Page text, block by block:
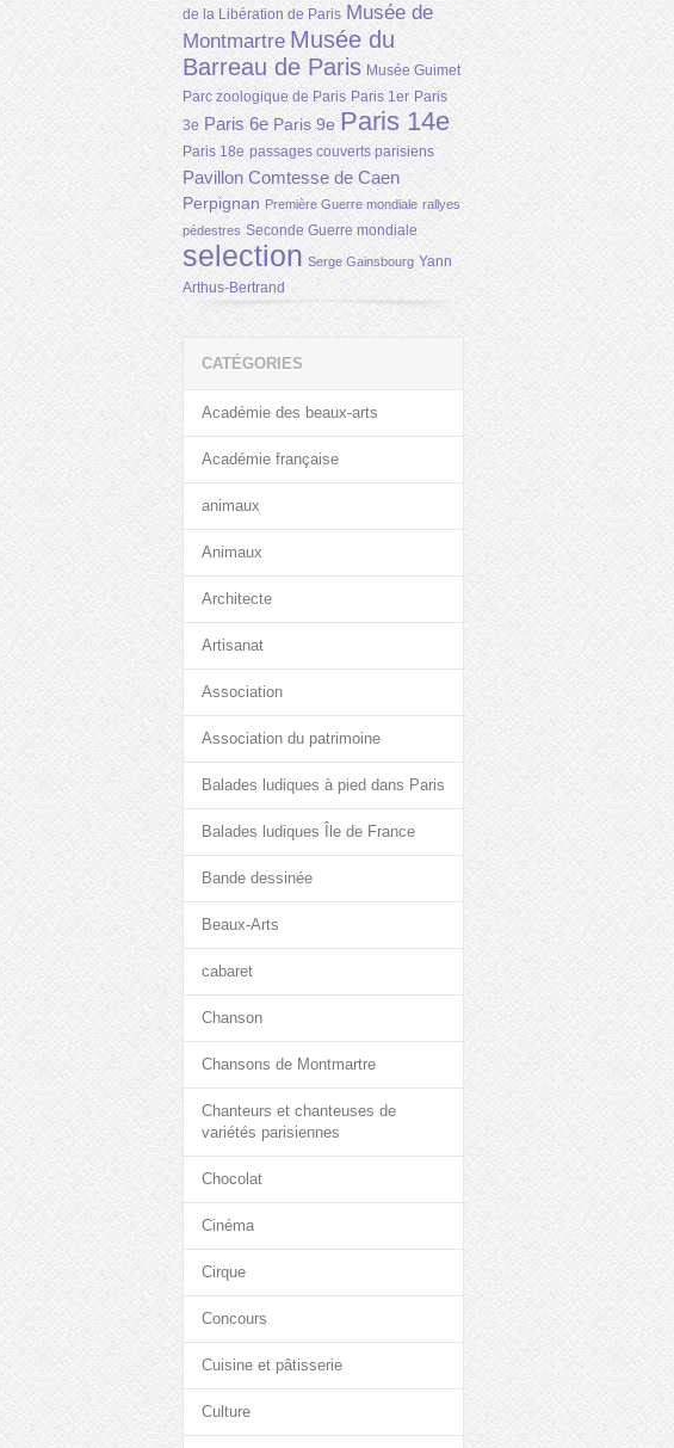
de la Libération de Paris Musée de
Montmartre Musée du
Barreau de Paris Musée Guimet
Parc zoologique de Paris Paris 1er Paris
3e Paris 6e Paris 9e Paris 14e
Paris 18e passages couverts parisiens
Pavillon Comtesse de Caen
Perpignan Première Guerre mondiale rallyes
pédestres Seconde Guerre mondiale
selection Serge Gainsbourg Yann
Arthus-Bertrand
CATÉGORIES
Académie des beaux-arts
Académie française
animaux
Animaux
Architecte
Artisanat
Association
Association du patrimoine
Balades ludiques à pied dans Paris
Balades ludiques Île de France
Bande dessinée
Beaux-Arts
cabaret
Chanson
Chansons de Montmartre
Chanteurs et chanteuses de
variétés parisiennes
Chocolat
Cinéma
Cirque
Concours
Cuisine et pâtisserie
Culture